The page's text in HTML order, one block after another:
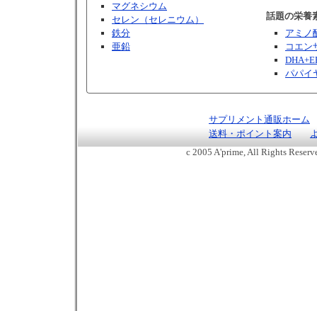
マグネシウム
セレン（セレニウム）
鉄分
亜鉛
話題の栄養
アミノ
コエン
パパイ
サプリメント通販ホーム
送料・ポイント案内
c 2005 A'prime, All Rights